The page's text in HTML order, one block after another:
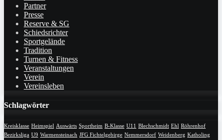
Partner
Presse
Reserve & SG
Schiedsrichter
Sportgelände
Tradition
Turnen & Fitness
Veranstaltungen
Verein
Vereinsleben
Schlagwörter
Kreisklasse Heimspiel Auswärts Sportheim B-Klasse U11 Blechschmidt Ehl Röhrenhof
Bezirksliga U9 Warmensteinach JFG Fichtelgebirge Nemmersdorf Weidenberg Katholing